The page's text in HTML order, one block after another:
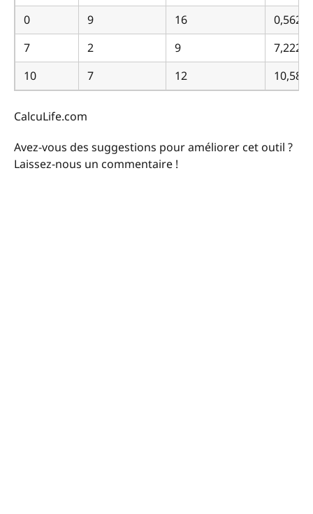
0
9 16
0,5625
7
2 9
7,222…
10
7 12
CalcuLife.com
Avez-vous des suggestions pour améliorer cet outil ?
Laissez-nous un commentaire !